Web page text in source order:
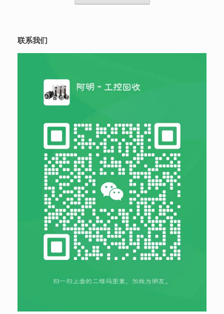
联系我们